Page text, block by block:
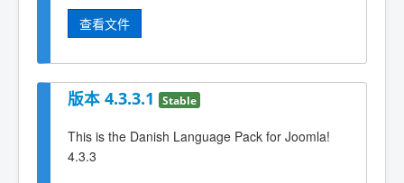
查看文件
版本 4.3.3.1 Stable
This is the Danish Language Pack for Joomla!
4.3.3